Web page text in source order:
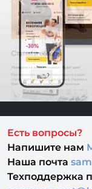
Напишите нам
Наша почта
Техподдержка
samovar-